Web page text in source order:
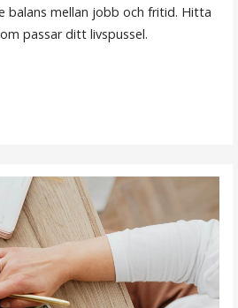
balans mellan jobb och fritid. Hitta
passar ditt livspussel.